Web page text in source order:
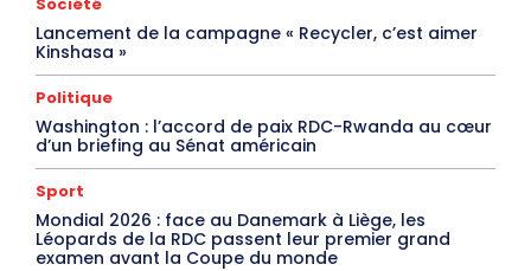
Lancement de la campagne « Recycler, c’est aimer
Kinshasa »
Politique
Washington : l’accord de paix RDC-Rwanda au cœur
d’un briefing au Sénat américain
Sport
Mondial 2026 : face au Danemark à Liège, les
Léopards de la RDC passent leur premier grand
examen avant la Coupe du monde